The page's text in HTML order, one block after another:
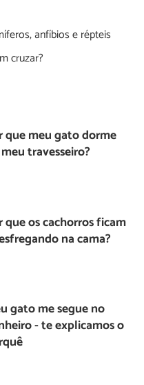
anfíbios e répteis
cruzar?
que meu gato dorme
travesseiro?
que os cachorros ficam
na cama?
gato me segue no
- te explicamos o